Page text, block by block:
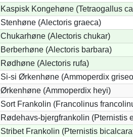
Kaspisk Kongehøne (Tetraogallus
Stenhøne (Alectoris graeca)
Chukarhøne (Alectoris chukar)
Berberhøne (Alectoris barbara)
Rødhøne (Alectoris rufa)
Si-si Ørkenhøne (Ammoperdix
Ørkenhøne (Ammoperdix heyi)
Sort Frankolin (Francolinus
Rødehavs-bjergfrankolin (Pternistis
Stribet Frankolin (Pternistis